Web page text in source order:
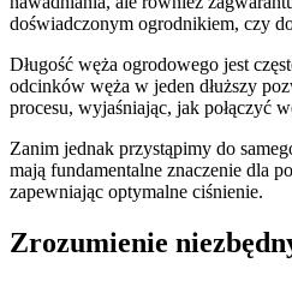
doświadczonym ogrodnikiem, czy
Długość węża ogrodowego jest
odcinków węża w jeden dłuższy
procesu, wyjaśniając, jak połączyć
Zanim jednak przystąpimy do
mają fundamentalne znaczenie dla
zapewniając optymalne ciśnienie.
Zrozumienie